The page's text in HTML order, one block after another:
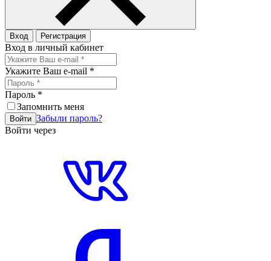
Вход Регистрация
Вход в личный кабинет
Укажите Ваш e-mail *
Пароль *
Запомнить меня
Войти Забыли пароль?
Войти через